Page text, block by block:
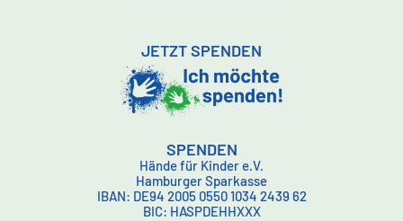
JETZT SPENDEN
SPENDEN
Hände für Kinder e.V.
Hamburger Sparkasse
IBAN: DE94 2005 0550 1034 2439 62
BIC: HASPDEHHXXX